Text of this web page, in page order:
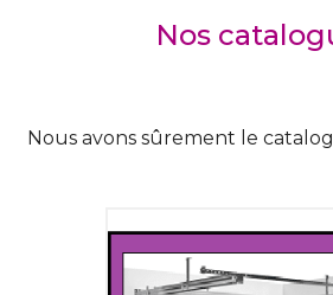
Nos
Nous avons sûrement le